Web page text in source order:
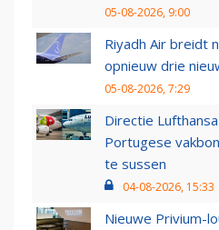
05-08-2026, 9:00
Riyadh Air breidt
opnieuw drie
05-08-2026, 7:29
Directie
Portugese
te sussen
04-08-2026, 15:33
Nieuwe Privium-